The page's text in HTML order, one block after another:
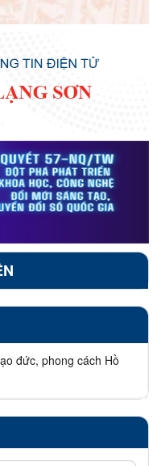
đức, phong cách Hồ